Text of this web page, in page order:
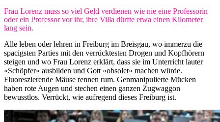
Frau Lorenz muss so viel Geld verdienen wie nie eine Professorin
oder ein Professor vor ihr, ihre Villa dürfte etwa einen Kilometer
lang sein.
Alle leben oder lehren in Freiburg im Breisgau, wo immerzu die
spacigsten Parties mit den verrücktesten Drogen und Kopfhörern
steigen und wo Frau Lorenz erklärt, dass sie im Unterricht lauter
«Schöpfer» ausbilden und Gott «obsolet» machen würde.
Fluoreszierende Mäuse rennen rum. Genmanipulierte Mücken
haben rote Augen und stechen einen ganzen Zugwaggon
bewusstlos. Verrückt, wie aufregend dieses Freiburg ist.